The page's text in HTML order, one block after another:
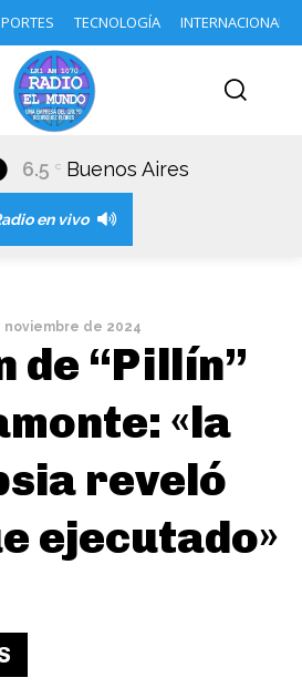
TECNOLOGÍA INTERNACIONAL
6.5 C Buenos Aires
en vivo
noviembre de 2024
de “Pillín”
«la
reveló
ejecutado»